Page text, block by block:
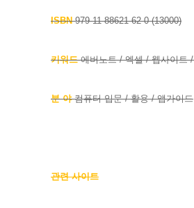
ISBN979-11-88621-62-0(13000)
키워드에버노트/ 엑셀/ 웹사이트/
분 야컴퓨터 입문/ 활용 / 앱가이드
관련 사이트